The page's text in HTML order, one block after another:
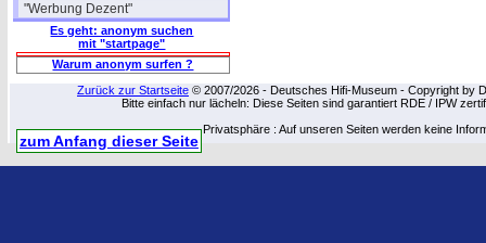
"Werbung Dezent"
Es geht: anonym suchen
mit "startpage"
Warum anonym surfen ?
Zurück zur Startseite © 2007/2026 - Deutsches Hifi-Museum - Copyright by
Bitte einfach nur lächeln: Diese Seiten sind garantiert RDE / IPW
Privatsphäre : Auf unseren Seiten werden keine
zum Anfang dieser Seite